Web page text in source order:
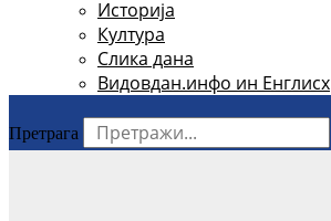
Историја
Култура
Слика дана
Видовдан.инфо ин Енглисх
Претрага